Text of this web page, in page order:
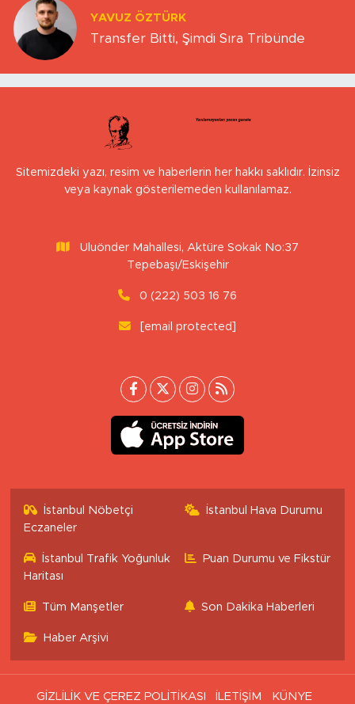
YAVUZ ÖZTÜRK
Transfer Bitti, Şimdi Sıra Tribünde
Sitemizdeki yazı, resim ve haberlerin her hakkı saklıdır. İzinsiz
veya kaynak gösterilemeden kullanılamaz.
Uluönder Mahallesi, Aktüre Sokak No:37
Tepebaşı/Eskişehir
0 (222) 503 16 76
[email protected]
İstanbul Nöbetçi
Eczaneler
İstanbul Hava Durumu
İstanbul Trafik Yoğunluk
Haritası
Puan Durumu ve Fikstür
Tüm Manşetler Son Dakika Haberleri
Haber Arşivi
GİZLİLİK VE ÇEREZ POLİTİKASI İLETİŞİM
KÜNYE